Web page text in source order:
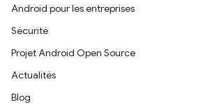
Android pour les entreprises
Sécurité
Projet Android Open Source
Actualités
Blog